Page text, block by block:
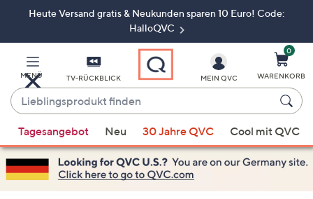
ZumHeute Versand gratis & Neukunden sparen 10 Euro! Code:
HalloQVC
MENÜ TV-RÜCKBLICK
Lieblingsprodukt
finden
Vorschläge
verfügbar
sind,
verwenden
MEIN QVC
0
WARENKORB
Tagesangebot Neu 30 Jahre QVC Cool mit QVC